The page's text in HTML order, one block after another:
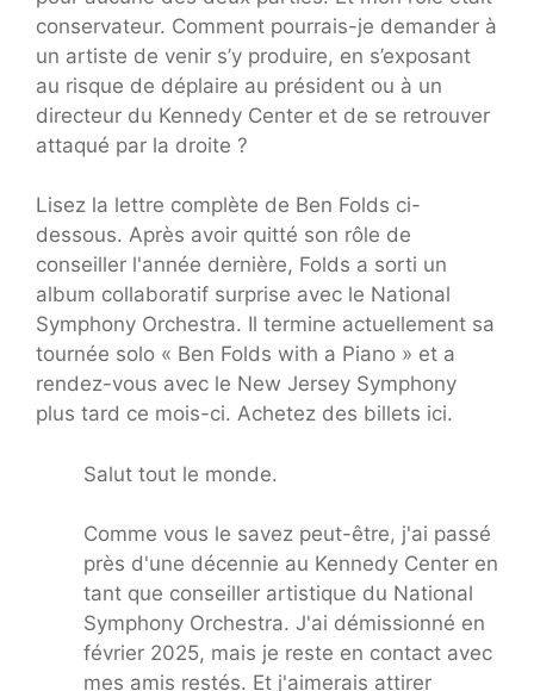
conservateur. Comment pourrais-je demander à
un artiste de venir s’y produire, en s’exposant
au risque de déplaire au président ou à un
directeur du Kennedy Center et de se retrouver
attaqué par la droite ?
Lisez la lettre complète de Ben Folds ci-
dessous. Après avoir quitté son rôle de
conseiller l'année dernière, Folds a sorti un
album collaboratif surprise avec le National
Symphony Orchestra. Il termine actuellement sa
tournée solo « Ben Folds with a Piano » et a
rendez-vous avec le New Jersey Symphony
plus tard ce mois-ci. Achetez des billets ici.
Salut tout le monde.
Comme vous le savez peut-être, j'ai passé
près d'une décennie au Kennedy Center en
tant que conseiller artistique du National
Symphony Orchestra. J'ai démissionné en
février 2025, mais je reste en contact avec
mes amis restés. Et j'aimerais attirer